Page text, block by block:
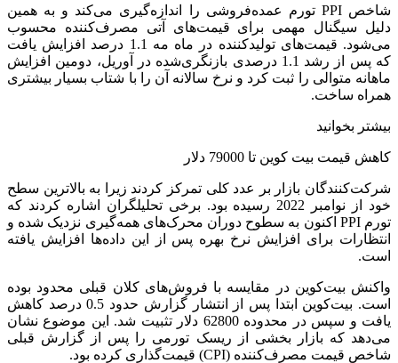
شاخص PPI تورم عمده‌فروشی را اندازه‌گیری می‌کند و به همین
دلیل سیگنال مهمی برای قیمت‌های آتی مصرف‌کننده محسوب
می‌شود. قیمت‌های تولیدکننده در ماه مه 1.1 درصد افزایش یافت
که پس از رشد 1.1 درصدی بازنگری‌شده در آوریل، دومین افزایش
ماهانه متوالی را ثبت کرد و نرخ سالانه آن را با شتاب بسیار بیشتری
همراه ساخت.
بیشتر بخوانید
کاهش قیمت بیت کوین تا 79000 دلار
شرکت‌کنندگان بازار بر عدد کلی تمرکز کردند زیرا به بالاترین سطح
خود از نوامبر 2022 رسیده بود. برخی تحلیلگران اشاره کردند که
تورم PPI اکنون به سطوح دوران محرک‌های همه‌گیری نزدیک شده و
انتظارات برای افزایش نرخ بهره پس از این داده‌ها افزایش یافته
است.
واکنش بیت‌کوین در مقایسه با فروش‌های کلان قبلی محدود بوده
است. بیت‌کوین ابتدا پس از انتشار گزارش حدود 0.5 درصد کاهش
یافت و سپس در محدوده 62800 دلار تثبیت شد. این موضوع نشان
می‌دهد که بازار بخشی از ریسک تورمی را پس از گزارش قبلی
شاخص قیمت مصرف‌کننده (CPI) قیمت‌گذاری کرده بود.